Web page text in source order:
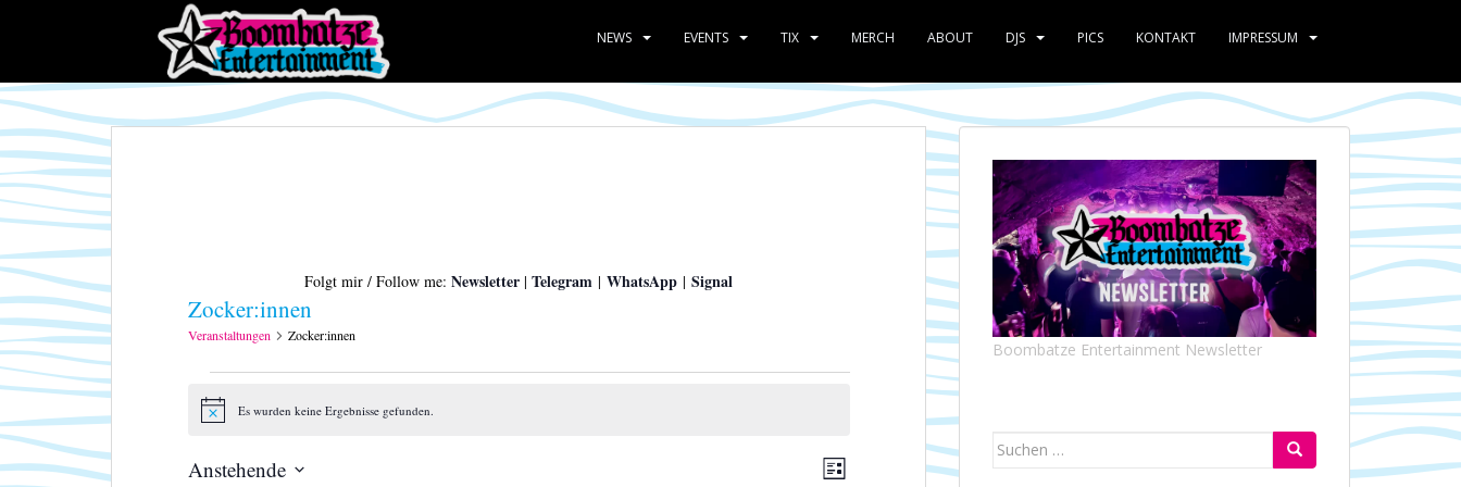
p
t
o
m
a
c
t
e
n
NEWS EVENTS TIX MERCH ABOUT DJS PICS KONTAKT IMPRESSUM
Folgt mir / Follow me: Newsletter | Telegram | WhatsApp | Signal
Zocker:innen
Veranstaltungen Zocker:innen
w
e
Es wurden keine Ergebnisse gefunden.
AV
L
Anstehende
Boombatze Entertainment Newsletter
Suchen